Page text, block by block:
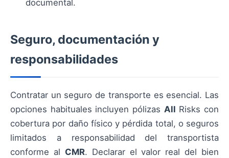
documental.
Seguro, documentación y
responsabilidades
Contratar un seguro de transporte es esencial. Las
opciones habituales incluyen pólizas All Risks con
cobertura por daño físico y pérdida total, o seguros
limitados a responsabilidad del transportista
conforme al CMR. Declarar el valor real del bien